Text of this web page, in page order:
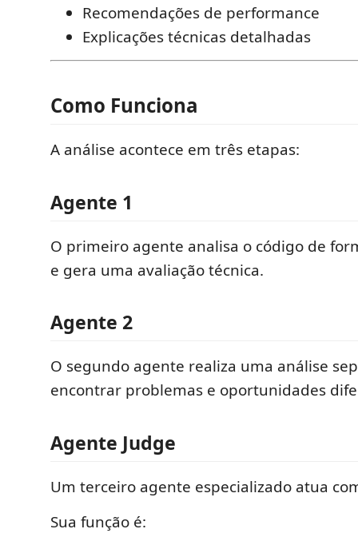
Recomendações de performance
Explicações técnicas detalhadas
Como Funciona
A análise acontece em três etapas:
Agente 1
O primeiro agente analisa o código de
e gera uma avaliação técnica.
Agente 2
O segundo agente realiza uma análise
encontrar problemas e oportunidades
Agente Judge
Um terceiro agente especializado atua
Sua função é: